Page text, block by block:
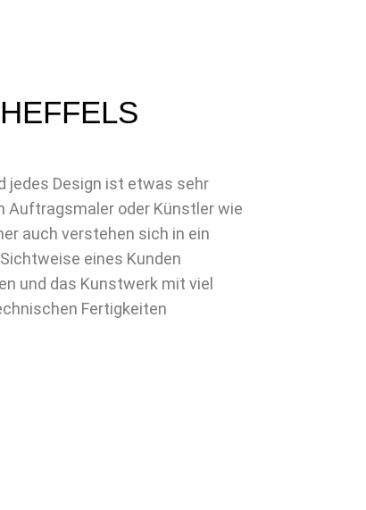
jedes Design ist etwas sehr
Auftragsmaler oder Künstler wie
auch verstehen sich in ein
eines Kunden
und das Kunstwerk mit viel
Fertigkeiten